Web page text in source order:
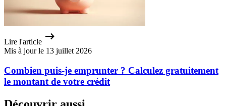
Lire l'article
Mis à jour le 13 juillet 2026
Combien puis-je emprunter ? Calculez gratuitement
le montant de votre crédit